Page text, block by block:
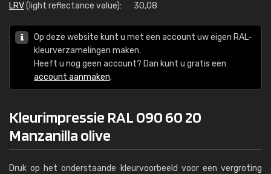
LRV(light reflectance value): 30,08
Op deze website kunt u met een account uw eigen RAL-
kleurverzamelingen maken.
Heeft u nog geen account? Dan kunt u gratis een
account aanmaken.
Kleurimpressie RAL 090 60 20
Manzanilla olive
Druk op het onderstaande kleurvoorbeeld voor een vergroting